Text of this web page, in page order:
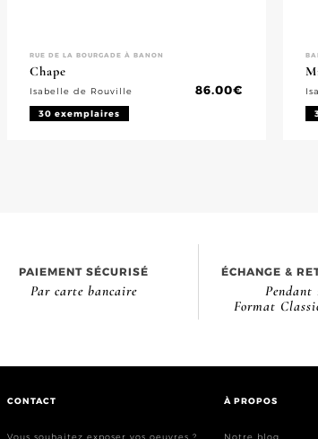
RUE DE LA BOURGADE À BANON
Chape
Isabelle de Rouville 86.00€
30 exemplaires
PAIEMENT SÉCURISÉ
Par carte bancaire
ÉCHANGE &
Pendant
Format
CONTACT
Vous souhaitez exposer vos oeuvres ?
À PROPOS
Notre blog